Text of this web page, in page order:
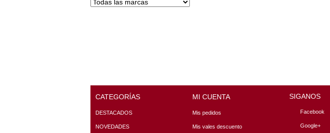
CATEGORÍAS
DESTACADOS
NOVEDADES
MI CUENTA
Mis pedidos
Mis vales descuento
SIGANOS
Facebook
Google+